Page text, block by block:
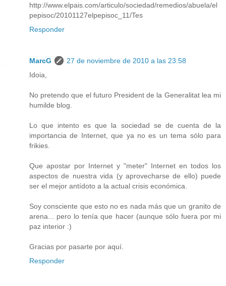
http://www.elpais.com/articulo/sociedad/remedios/abuela/el
pepisoc/20101127elpepisoc_11/Tes
Responder
MarcG
27 de noviembre de 2010 a las 23:58
Idoia,
No pretendo que el futuro President de la Generalitat lea mi
humilde blog.
Lo que intento es que la sociedad se de cuenta de la
importancia de Internet, que ya no es un tema sólo para
frikies.
Que apostar por Internet y "meter" Internet en todos los
aspectos de nuestra vida (y aprovecharse de ello) puede
ser el mejor antídoto a la actual crisis económica.
Soy consciente que esto no es nada más que un granito de
arena... pero lo tenía que hacer (aunque sólo fuera por mi
paz interior :)
Gracias por pasarte por aquí.
Responder